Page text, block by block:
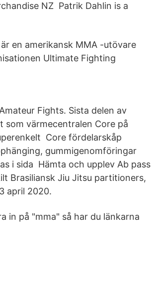
NZ Patrik Dahlin is a
en amerikansk MMA -utövare
Ultimate Fighting
Fights. Sista delen av
som värmecentralen Core på
Core fördelarskåp
gummigenomföringar
i sida Hämta och upplev Ab pass
Brasiliansk Jiu Jitsu partitioners,
april 2020.
in på "mma" så har du länkarna